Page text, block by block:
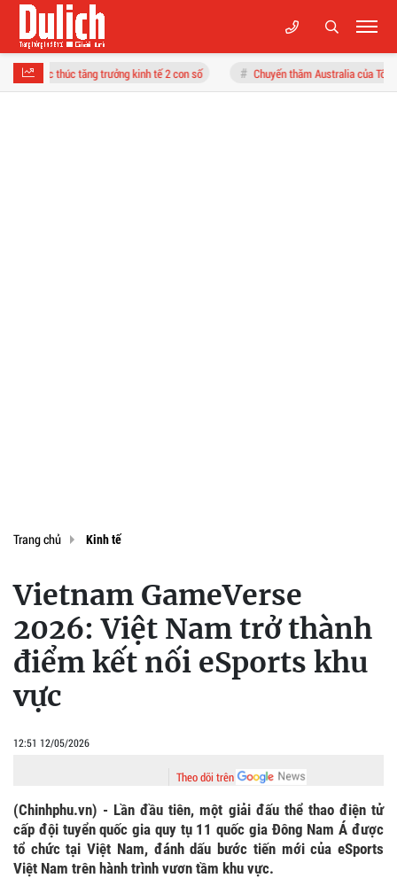
kinh tế 2 con số Chuyến thăm Australia của Tổng Bí thư, Chủ tịch nước
Trang chủ Kinh tế
Vietnam GameVerse
2026: Việt Nam trở thành
điểm kết nối eSports khu
vực
12:51 12/05/2026
Theo dõi trên
(Chinhphu.vn) - Lần đầu tiên, một giải đấu thể thao điện tử
cấp đội tuyển quốc gia quy tụ 11 quốc gia Đông Nam Á được
tổ chức tại Việt Nam, đánh dấu bước tiến mới của eSports
Việt Nam trên hành trình vươn tầm khu vực.